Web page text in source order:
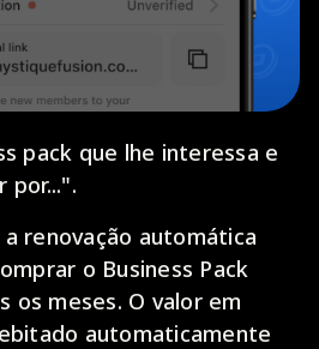
pack que lhe interessa e
por...".
renovação automática
o Business Pack
os meses. O valor em
automaticamente